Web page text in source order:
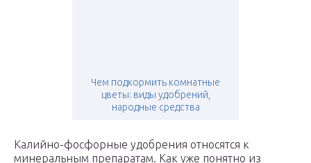
Чем подкормить комнатные
цветы: виды удобрений,
народные средства
Калийно-фосфорные удобрения относятся к
минеральным препаратам. Как уже понятно из